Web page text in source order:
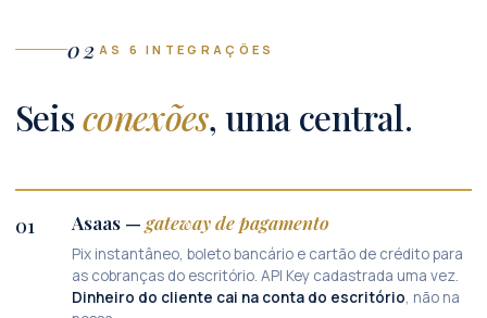
02 AS 6 INTEGRAÇÕES
Seisconexões, uma central.
01 Asaas — gateway de pagamento
Pix instantâneo, boleto bancário e cartão de crédito para
as cobranças do escritório. API Key cadastrada uma vez.
Dinheiro do cliente cai na conta do escritório, não na